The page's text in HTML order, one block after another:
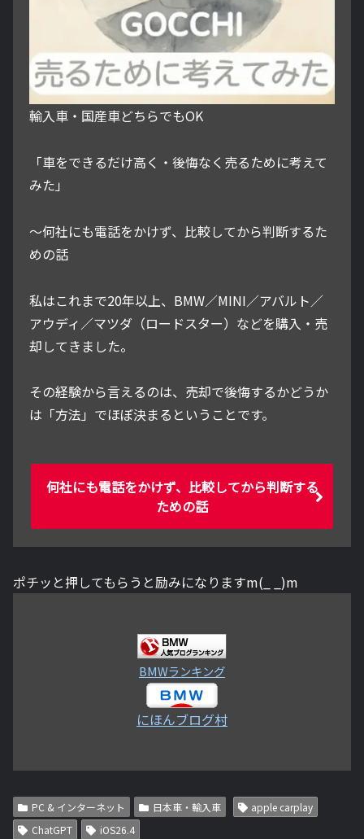
輸入車・国産車どちらでもOK
「車をできるだけ高く・後悔なく売るために考えて
みた」
～何社にも電話をかけず、比較してから判断するた
めの話
私はこれまで20年以上、BMW／MINI／アバルト／
アウディ／マツダ（ロードスター）などを購入・売
却してきました。
その経験から言えるのは、売却で後悔するかどうか
は「方法」でほぼ決まるということです。
何社にも電話をかけず、比較してから判断する
ための話
ポチッと押してもらうと励みになりますm(_ _)m
BMWランキング
にほんブログ村
PC & インターネット 日本車・輸入車
apple carplay
ChatGPT
iOS26.4